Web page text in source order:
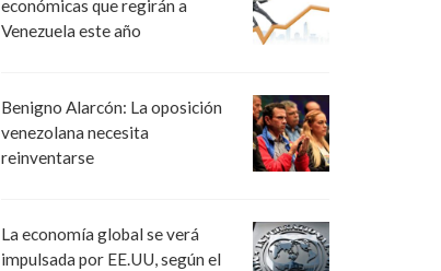
económicas que regirán a
Venezuela este año
Benigno Alarcón: La oposición
venezolana necesita
reinventarse
La economía global se verá
impulsada por EE.UU, según el